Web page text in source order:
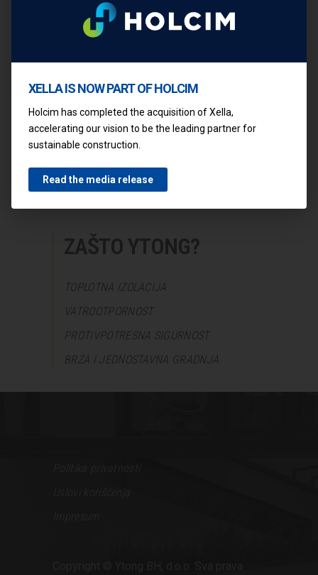
definiše se Pravilnikom o tehničkim
zahtjevima za toplotnu zaštitu objekata i
FBiH”, br.49/09) i Pravilnikom o
minimalnim zahtjevima za energetske
br.30/15)
ZAŠTO YTONG?
TOPLOTNA IZOLACIJA
VATROOTPORNOST
PROTIVPOTRESNA SIGURNOST
BRZA I JEDNOSTAVNA GRADNJA
XELLA IS NOW PART OF HOLCIM
Holcim has completed the acquisition of Xella,
accelerating our vision to be the leading partner for
sustainable construction.
Read the media release